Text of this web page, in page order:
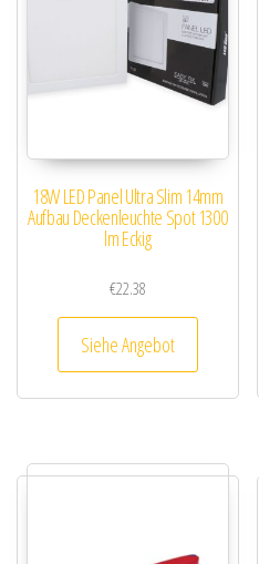
18W LED Panel Ultra Slim 14mm
Aufbau Deckenleuchte Spot 1300
lm Eckig
€22.38
Siehe Angebot